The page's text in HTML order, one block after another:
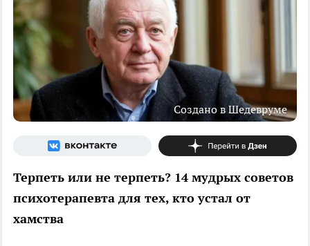
Создано в Шедевруме
Терпеть или не терпеть? 14 мудрых советов
психотерапевта для тех, кто устал от
хамства